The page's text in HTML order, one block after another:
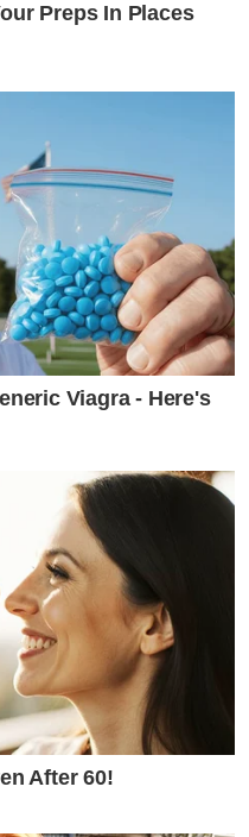
Preps In Places
Viagra - Here's
After 60!